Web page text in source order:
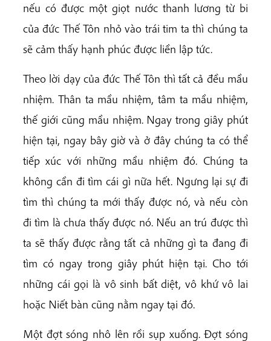
nếu có được một giọt nước thanh lương từ bi
của đức Thế Tôn nhỏ vào trái tim ta thì chúng ta
sẽ cảm thấy hạnh phúc được liền lập tức.
Theo lời dạy của đức Thế Tôn thì tất cả đều mầu
nhiệm. Thân ta mầu nhiệm, tâm ta mầu nhiệm,
thế giới cũng mầu nhiệm. Ngay trong giây phút
hiện tại, ngay bây giờ và ở đây chúng ta có thể
tiếp xúc với những mầu nhiệm đó. Chúng ta
không cần đi tìm cái gì nữa hết. Ngưng lại sự đi
tìm thì chúng ta mới thấy được nó, và nếu còn
đi tìm là chưa thấy được nó. Nếu an trú được thì
ta sẽ thấy được rằng tất cả những gì ta đang đi
tìm có ngay trong giây phút hiện tại. Cho tới
những cái gọi là vô sinh bất diệt, vô khứ vô lai
hoặc Niết bàn cũng nằm ngay tại đó.
Một đợt sóng nhô lên rồi sụp xuống. Đợt sóng